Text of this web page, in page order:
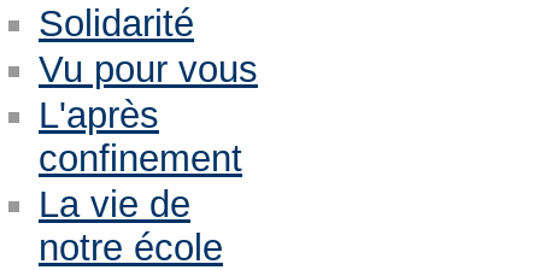
Solidarité
Vu pour vous
L'après
confinement
La vie de
notre école